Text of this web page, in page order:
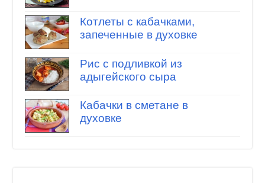
Котлеты с кабачками,
запеченные в духовке
Рис с подливкой из
адыгейского сыра
Кабачки в сметане в
духовке